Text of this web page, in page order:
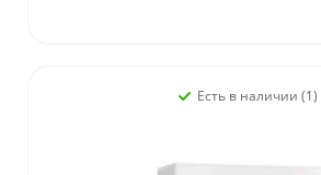
Есть в наличии (1)